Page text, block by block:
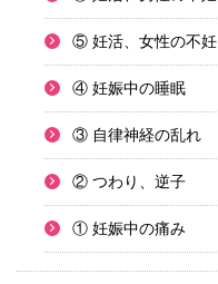
⑤ 妊活、女性の不妊
④ 妊娠中の睡眠
③ 自律神経の乱れ
② つわり、逆子
① 妊娠中の痛み